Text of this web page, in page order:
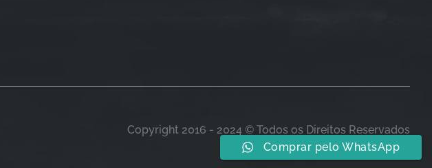
Copyright 2016 - 2024 © Todos os Direitos Reservados
Comprar pelo WhatsApp